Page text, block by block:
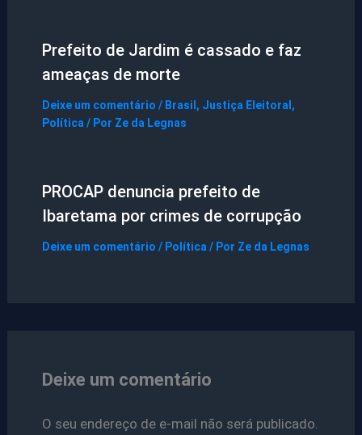
Prefeito de Jardim é cassado e faz
ameaças de morte
Deixe um comentário / Brasil , Justiça Eleitoral ,
Política / Por Ze da Legnas
PROCAP denuncia prefeito de
Ibaretama por crimes de corrupção
Deixe um comentário / Política / Por Ze da Legnas
Deixe um comentário
O seu endereço de e-mail não será publicado.